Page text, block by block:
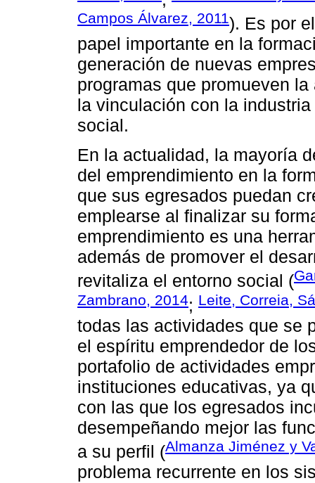
Campos Álvarez, 2011). Es por
papel importante en la
generación de nuevas
programas que promueven
la vinculación con la
social.
En la actualidad, la mayoría
del emprendimiento en la
que sus egresados puedan
emplearse al finalizar su
emprendimiento es una
además de promover el
revitaliza el entorno social (
Zambrano, 2014; Leite, Correia,
todas las actividades que se
el espíritu emprendedor de
portafolio de actividades
instituciones educativas, ya
con las que los egresados
desempeñando mejor las
a su perfil (Almanza Jiménez y
problema recurrente en los